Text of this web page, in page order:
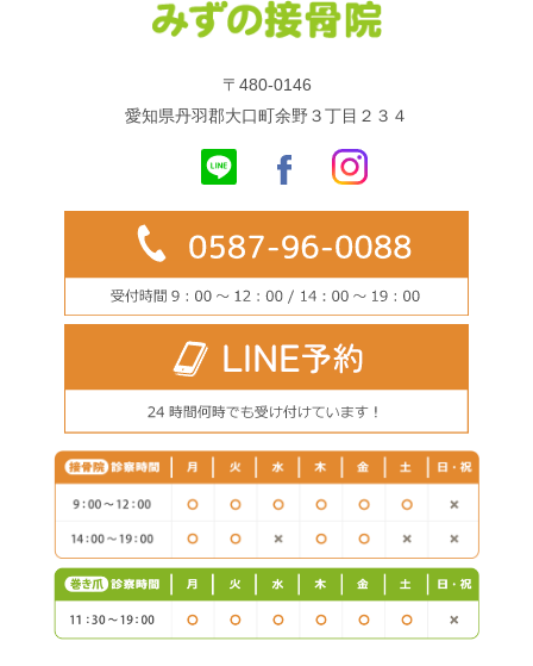
〒480-0146
愛知県丹羽郡大口町余野３丁目２３４